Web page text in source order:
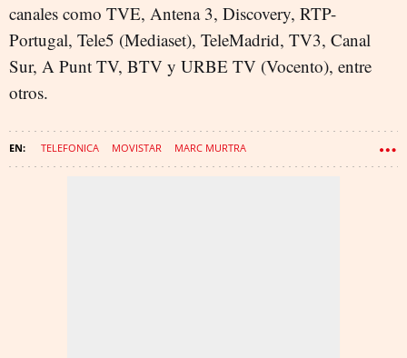
canales como TVE, Antena 3, Discovery, RTP-
Portugal, Tele5 (Mediaset), TeleMadrid, TV3, Canal
Sur, A Punt TV, BTV y URBE TV (Vocento), entre
otros.
TELEFONICA MOVISTAR MARC MURTRA